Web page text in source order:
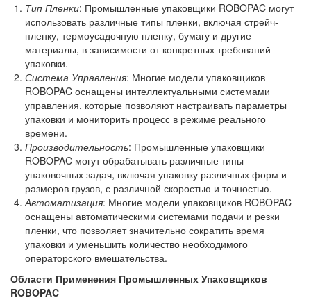
Тип Пленки: Промышленные упаковщики ROBOPAC могут
использовать различные типы пленки, включая стрейч-
пленку, термоусадочную пленку, бумагу и другие
материалы, в зависимости от конкретных требований
упаковки.
Система Управления: Многие модели упаковщиков
ROBOPAC оснащены интеллектуальными системами
управления, которые позволяют настраивать параметры
упаковки и мониторить процесс в режиме реального
времени.
Производительность: Промышленные упаковщики
ROBOPAC могут обрабатывать различные типы
упаковочных задач, включая упаковку различных форм и
размеров грузов, с различной скоростью и точностью.
Автоматизация: Многие модели упаковщиков ROBOPAC
оснащены автоматическими системами подачи и резки
пленки, что позволяет значительно сократить время
упаковки и уменьшить количество необходимого
операторского вмешательства.
Области Применения Промышленных Упаковщиков
ROBOPAC